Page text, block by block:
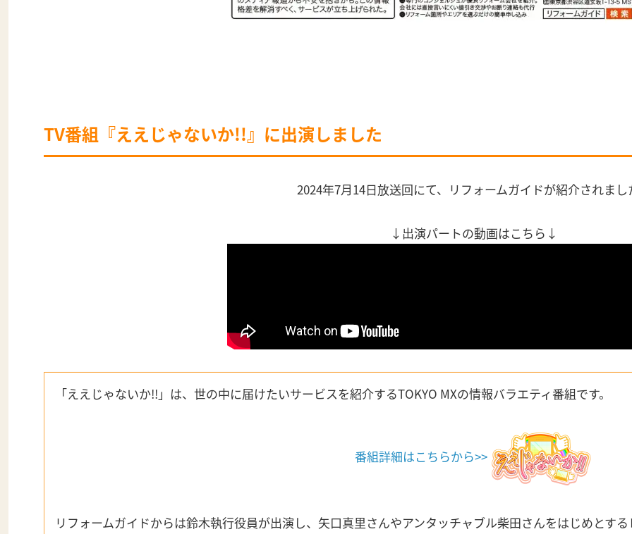
TV番組『ええじゃないか!!』に出演しました
2024年7月14日放送回にて、リフォームガイドが紹介されまし
↓出演パートの動画はこちら↓
「ええじゃないか!!」は、世の中に届けたいサービスを紹介するTOKYO MXの情報バラエティ番組です。
番組詳細はこちらから>>
リフォームガイドからは鈴木執行役員が出演し、矢口真里さんやアンタッチャブル柴田さんをはじめとす